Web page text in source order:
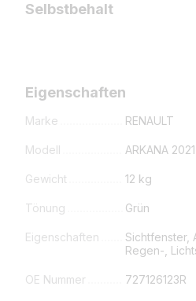
Selbstbehalt
Eigenschaften
Marke RENAULT
Modell ARKANA
Gewicht 12 kg
Tönung Grün
Eigenschaften
Sichtfenster,
Regen-,
OE Nummer 727126123R